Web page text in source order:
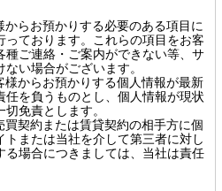
らお預かりする必要のある項目に
ております。これらの項目をお客
種ご連絡・ご案内ができない等、サ
い場合がございます。
からお預かりする個人情報が最新
を負うものとし、個人情報が現状
免責とします。
契約または賃貸契約の相手方に個
トまたは当社を介して第三者に対し
る場合につきましては、当社は責任